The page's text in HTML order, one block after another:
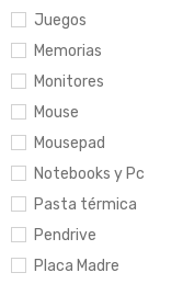
Juegos
Memorias
Monitores
Mouse
Mousepad
Notebooks y Pc
Pasta térmica
Pendrive
Placa Madre